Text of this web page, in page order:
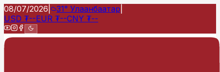
08/07/2026 31° Улаанбаатар
USD ₮--EUR ₮--CNY ₮--